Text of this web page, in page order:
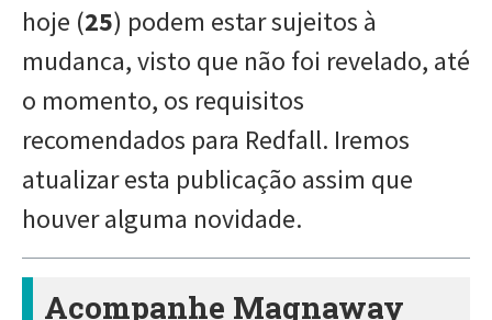
hoje (25) podem estar sujeitos à
mudanca, visto que não foi revelado, até
o momento, os requisitos
recomendados para Redfall. Iremos
atualizar esta publicação assim que
houver alguma novidade.
Acompanhe Magnaway